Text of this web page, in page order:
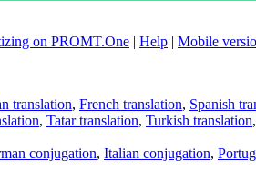
on PROMT.One | Help | Mobile
translation, French translation, Spanish
, Tatar translation, Turkish translation,
conjugation, Italian conjugation,